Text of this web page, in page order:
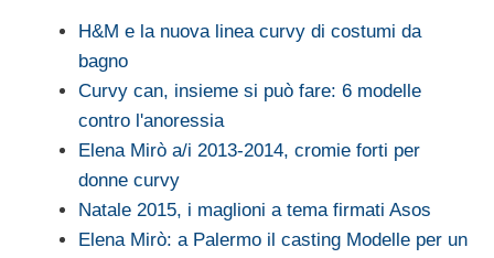
H&M e la nuova linea curvy di costumi da
bagno
Curvy can, insieme si può fare: 6 modelle
contro l'anoressia
Elena Mirò a/i 2013-2014, cromie forti per
donne curvy
Natale 2015, i maglioni a tema firmati Asos
Elena Mirò: a Palermo il casting Modelle per un